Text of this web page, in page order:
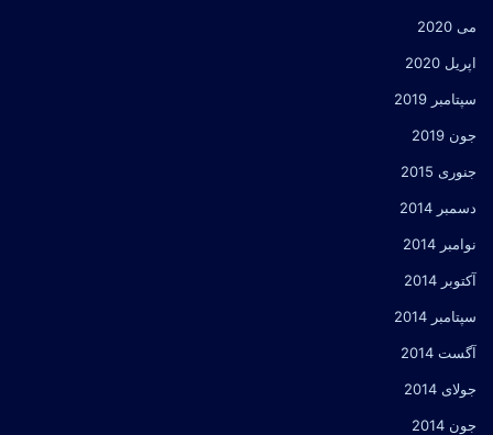
می 2020
اپریل 2020
سپتامبر 2019
جون 2019
جنوری 2015
دسمبر 2014
نوامبر 2014
آکتوبر 2014
سپتامبر 2014
آگست 2014
جولای 2014
جون 2014